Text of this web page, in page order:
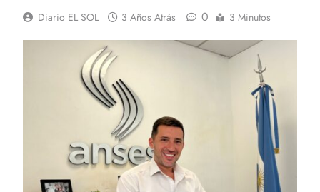
Diario EL SOL 3 Años Atrás 0 3 Minutos